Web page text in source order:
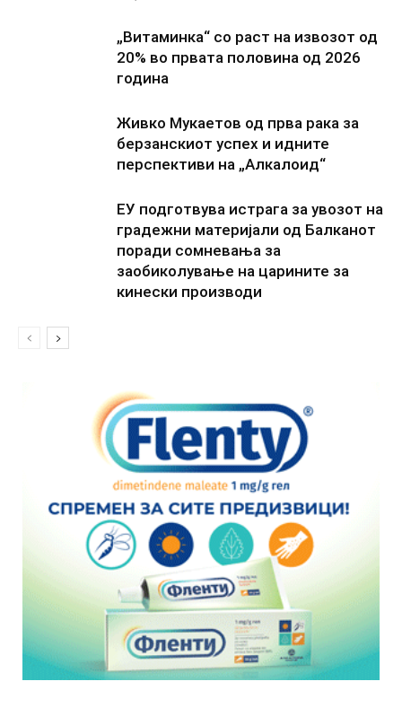
„Витаминка“ со раст на извозот од
20% во првата половина од 2026
година
Живко Мукаетов од прва рака за
берзанскиот успех и идните
перспективи на „Алкалоид“
ЕУ подготвува истрага за увозот на
градежни материјали од Балканот
поради сомневања за
заобиколување на царините за
кинески производи